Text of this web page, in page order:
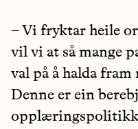
– Vi fryktar heile
vil vi at så mange
val på å halda
Denne er ein